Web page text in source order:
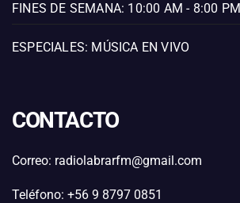
FINES DE SEMANA: 10:00 AM - 8:00 PM
ESPECIALES: MÚSICA EN VIVO
CONTACTO
Correo: radiolabrarfm@gmail.com
Teléfono: +56 9 8797 0851